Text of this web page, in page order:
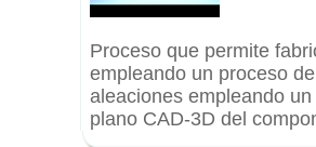
Proceso que permite
empleando un proceso
aleaciones empleando
plano CAD-3D del